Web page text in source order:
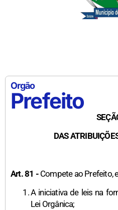
Orgão
Prefeito
DAS
Art. 81 -Compete ao Prefeito,
A iniciativa de leis na
Lei Orgânica;